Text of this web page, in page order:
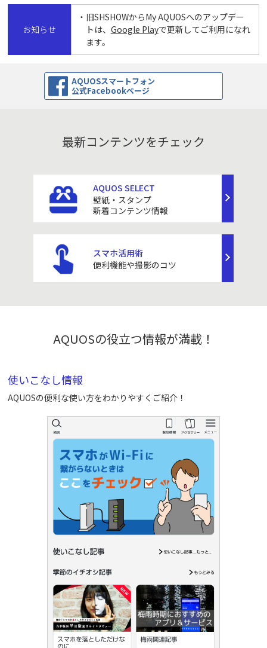
お知らせ
・旧SHSHOWからMy AQUOSへのアップデー
トは、 Google Playで更新してご利用になれ
ます。
AQUOSスマートフォン
公式Facebookページ
最新コンテンツをチェック
AQUOS SELECT
壁紙・スタンプ
新着コンテンツ情報
スマホ活用術
便利機能や撮影のコツ
AQUOSの役立つ情報が満載！
使いこなし情報
AQUOSの便利な使い方をわかりやすくご紹介！